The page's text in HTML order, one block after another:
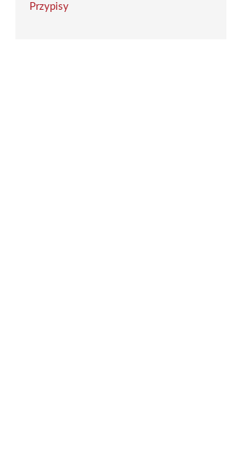
Przypisy